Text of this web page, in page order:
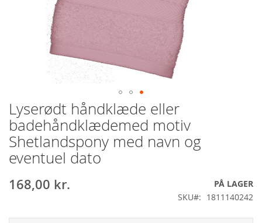
Gå
til
starten
af
billedgalleriet
Lyserødt håndklæde eller
badehåndklædemed motiv
Shetlandspony med navn og
eventuel dato
168,00 kr.
PÅ LAGER
SKU
1811140242